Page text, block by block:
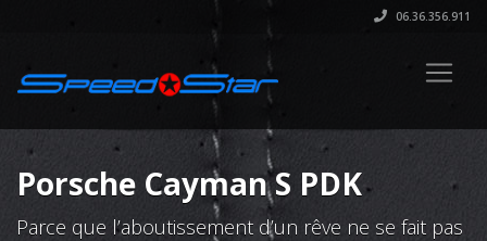
06.36.356.911
Porsche Cayman S PDK
Parce que l’aboutissement d’un rêve ne se fait pas